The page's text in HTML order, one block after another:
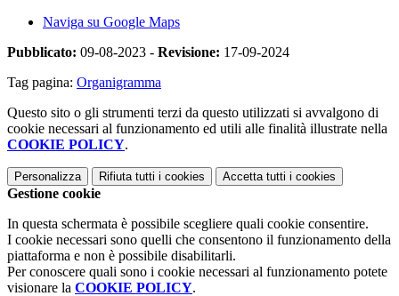
Naviga su Google Maps
Pubblicato: 09-08-2023 - Revisione: 17-09-2024
Tag pagina: Organigramma
Questo sito o gli strumenti terzi da questo utilizzati si avvalgono di
cookie necessari al funzionamento ed utili alle finalità illustrate nella
COOKIE POLICY.
Personalizza Rifiuta tutti i cookies Accetta tutti i cookies
Gestione cookie
In questa schermata è possibile scegliere quali cookie consentire.
I cookie necessari sono quelli che consentono il funzionamento della
piattaforma e non è possibile disabilitarli.
Per conoscere quali sono i cookie necessari al funzionamento potete
visionare la COOKIE POLICY.